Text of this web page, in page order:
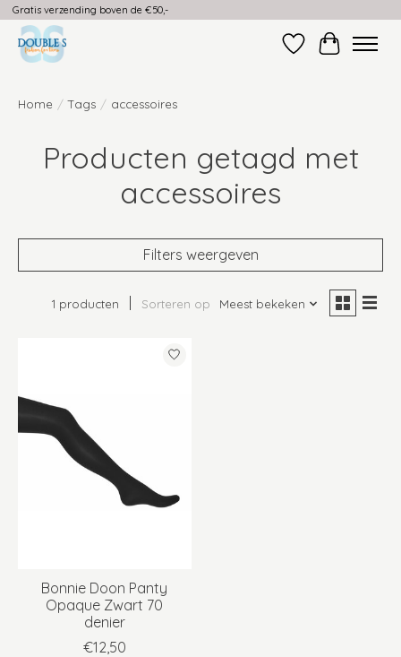
Gratis verzending boven de €50,-
Verlanglijst
Home / Tags / accessoires
Producten getagd met
accessoires
Filters weergeven
1 producten Sorteren op Meest bekeken
Bonnie Doon Panty
Opaque Zwart 70
denier
€12,50